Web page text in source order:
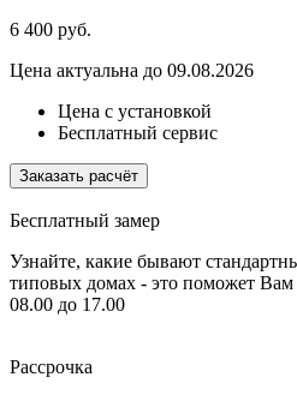
6 400 руб.
Цена актуальна до 09.08.2026
Цена с установкой
Бесплатный сервис
Заказать расчёт
Бесплатный замер
Узнайте, какие бывают
типовых домах - это поможет Вам
08.00 до 17.00
Рассрочка